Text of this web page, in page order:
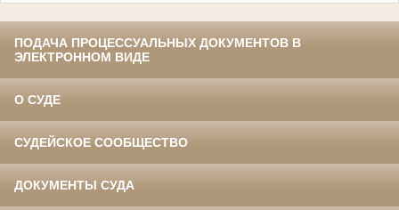
ПОДАЧА ПРОЦЕССУАЛЬНЫХ ДОКУМЕНТОВ В
ЭЛЕКТРОННОМ ВИДЕ
О СУДЕ
СУДЕЙСКОЕ СООБЩЕСТВО
ДОКУМЕНТЫ СУДА